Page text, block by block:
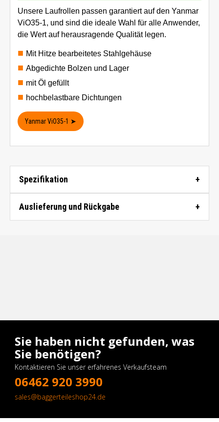
Unsere Laufrollen passen garantiert auf den Yanmar
ViO35-1, und sind die ideale Wahl für alle Anwender,
die Wert auf herausragende Qualität legen.
Mit Hitze bearbeitetes Stahlgehäuse
Abgedichte Bolzen und Lager
mit Öl gefüllt
hochbelastbare Dichtungen
Yanmar ViO35-1 ➤
Spezifikation
Auslieferung und Rückgabe
Sie haben nicht gefunden, was
Sie benötigen?
Kontaktieren Sie unser erfahrenes Verkaufsteam
06462 920 3990
sales@baggerteileshop24.de